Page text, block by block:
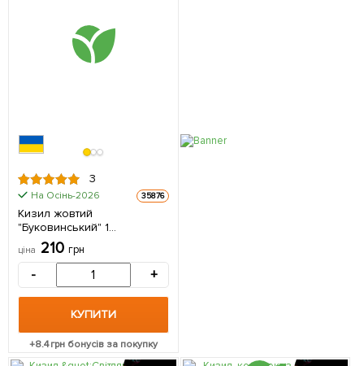
3
На Осінь-2026 35876
Кизил жовтий
"Буковинський" 1
саджанець в упаковці
ціна 210 грн
- +
КУПИТИ
+8.4грн бонусів за покупку